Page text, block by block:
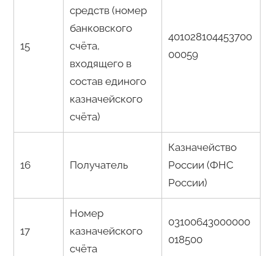
15
средств (номер
банковского
счёта,
входящего в
состав единого
казначейского
счёта)
401028104453700
00059
16 Получатель
Казначейство
России (ФНС
России)
17
Номер
казначейского
счёта
03100643000000
018500